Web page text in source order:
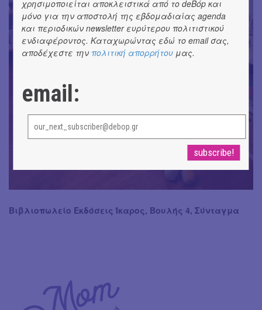
Βιβλιοπωλείο Εκδόσεις Ίκαρος, Βουλής 4, Σύνταγμα
χρησιμοποιείται αποκλειστικά από το deBόp και
μόνο για την αποστολή της εβδομαδιαίας agenda
και περιοδικών newsletter ευρύτερου πολιτιστικού
ενδιαφέροντος. Καταχωρώντας εδώ το email σας,
αποδέχεστε την πολιτική απορρήτου μας.
email: